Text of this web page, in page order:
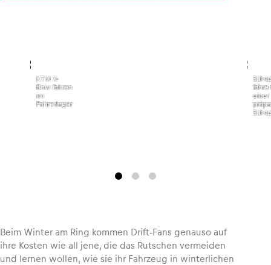
Glossar
,KTM X-
Bow fahren
im
Fahrerlager
,
einer
Beim Winter am Ring kommen Drift-Fans genauso auf
ihre Kosten wie all jene, die das Rutschen vermeiden
und lernen wollen, wie sie ihr Fahrzeug in winterlichen